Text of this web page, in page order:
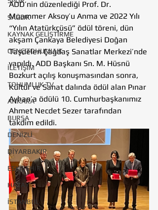
SAĞLIK
KAYNAK GELİŞTİRME
GENÇ TOHUMLUK
İLETİŞİM
TOHUMLUK TV
ANKARA
BURSA
DENİZLİ
DİYARBAKIR
ESKİŞEHİR
HATAY
İSTANBUL
ADD’nin düzenlediği Prof. Dr.
Muammer Aksoy’u Anma ve 2022 Yılı
“Yılın Atatürkçüsü” ödül töreni, dün
akşam Çankaya Belediyesi Doğan
Taşdelen Çağdaş Sanatlar Merkezi’nde
yapıldı. ADD Başkanı Sn. M. Hüsnü
Bozkurt açılış konuşmasından sonra,
Kültür ve Sanat dalında ödül alan Pınar
Ayhan’a ödülü 10. Cumhurbaşkanımız
Ahmet Necdet Sezer tarafından
takdim edildi.